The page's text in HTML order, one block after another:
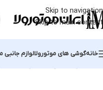
Skip to navigation
Skip to main content
خانهگوشی های موتورولالوازم جانبی